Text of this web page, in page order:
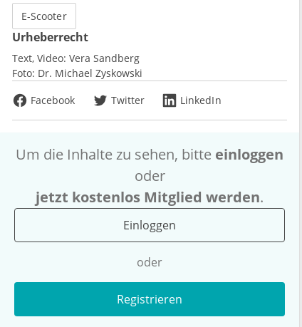
E-Scooter
Urheberrecht
Text, Video: Vera Sandberg
Foto: Dr. Michael Zyskowski
Facebook
Twitter LinkedIn
Um die Inhalte zu sehen, bitte einloggen
oder
jetzt kostenlos Mitglied werden.
Einloggen
oder
Registrieren